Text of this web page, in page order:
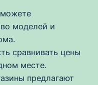
моделей и
сравнивать цены
месте.
предлагают